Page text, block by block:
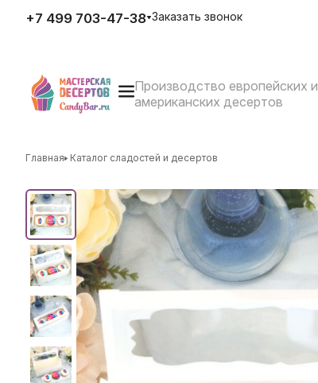
Главная Каталог сладостей и десертов
+7 499 703-47-38
E-mail
zakaz@candybar.ru
Адрес
Режим работы
Заказать звонок
Производство европейских и
американских десертов